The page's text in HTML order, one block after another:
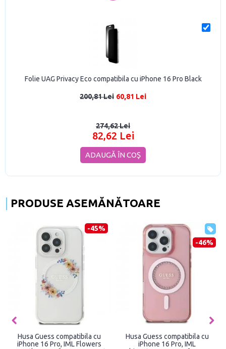
Folie UAG Privacy Eco compatibila cu iPhone 16 Pro Black
200,81 Lei 60,81 Lei
274,62 Lei
82,62 Lei
ADAUGĂ ÎN COŞ
PRODUSE ASEMĂNĂTOARE
-45%
Husa Guess compatibila cu
iPhone 16 Pro, IML Flowers
-46%
Husa Guess compatibila cu
iPhone 16 Pro, IML